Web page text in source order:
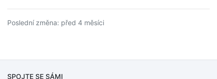
Poslední změna: před 4 měsíci
SPOJTE SE SÁMI